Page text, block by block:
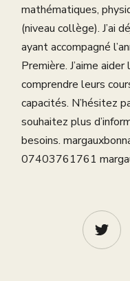
mathématiques,
(niveau collège). J’ai
ayant accompagné
Première. J’aime
comprendre leurs
capacités. N’hésitez
souhaitez plus
besoins.
07403761761